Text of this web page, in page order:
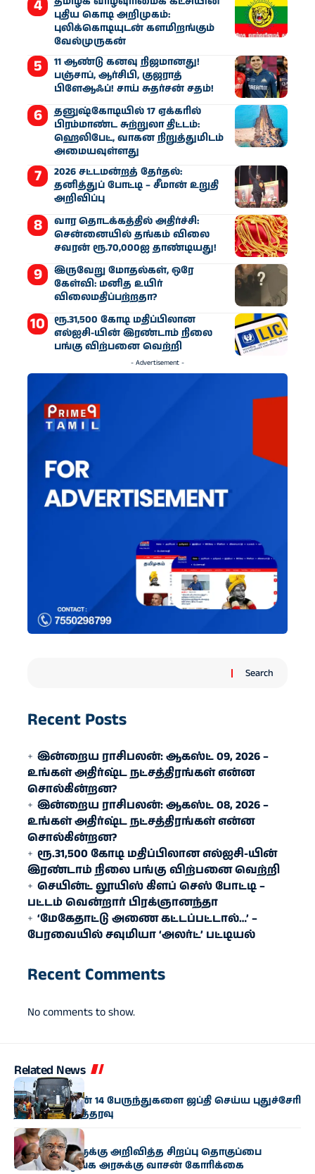
புதிய கொடி அறிமுகம்:
புலிக்கொடியுடன் களமிறங்கும்
வேல்முருகன்
11 ஆண்டு கனவு நிஜமானது!
பஞ்சாப், ஆர்சிபி, குஜராத்
பிளேஆஃப்! சாய் சுதர்சன் சதம்!
தனுஷ்கோடியில் 17 ஏக்கரில்
பிரம்மாண்ட சுற்றுலா திட்டம்:
ஹெலிபேட், வாகன நிறுத்துமிடம்
அமையவுள்ளது
2026 சட்டமன்றத் தேர்தல்:
தனித்துப் போட்டி – சீமான் உறுதி
அறிவிப்பு
வார தொடக்கத்தில் அதிர்ச்சி:
சென்னையில் தங்கம் விலை
சவரன் ரூ.70,000ஐ தாண்டியது!
இருவேறு மோதல்கள், ஒரே
கேள்வி: மனித உயிர்
விலைமதிப்பற்றதா?
ரூ.31,500 கோடி மதிப்பிலான
எல்ஐசி-​யின் இரண்​டாம் நிலை
பங்கு விற்பனை வெற்றி
- Advertisement -
Search
Recent Posts
இன்றைய ராசிபலன்: ஆகஸ்ட் 09, 2026 –
உங்கள் அதிர்ஷ்ட நட்சத்திரங்கள் என்ன
சொல்கின்றன?
இன்றைய ராசிபலன்: ஆகஸ்ட் 08, 2026 –
உங்கள் அதிர்ஷ்ட நட்சத்திரங்கள் என்ன
சொல்கின்றன?
ரூ.31,500 கோடி மதிப்பிலான எல்ஐசி-​யின்
இரண்​டாம் நிலை பங்கு விற்பனை வெற்றி
செயின்ட் லூயிஸ் கிளப் செஸ் போட்டி –
பட்டம் வென்றார் பிரக்ஞானந்தா
‘மேகேதாட்டு அணை கட்டப்பட்டால்…’ –
பேரவையில் சவுமியா ‘அலர்ட்’ பட்டியல்
Recent Comments
No comments to show.
Related News
தமிழகம்
தமிழக அரசின் 14 பேருந்துகளை ஜப்தி செய்ய புதுச்சேரி
நீதிமன்றம் உத்தரவு
OTHER NEWS
விவசாயிகளுக்கு அறிவித்த சிறப்பு தொகுப்பை
உயர்த்தி வழங்க அரசுக்கு வாசன் கோரிக்கை